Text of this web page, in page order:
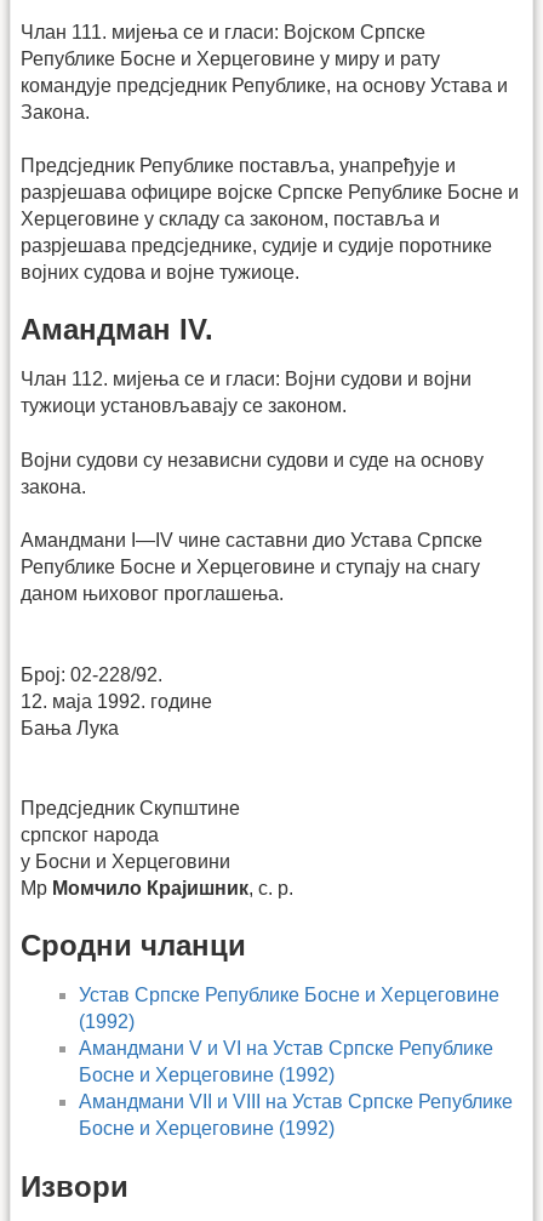
Члан 111. мијења се и гласи: Војском Српске
Републике Босне и Херцеговине у миру и рату
командује предсједник Републике, на основу Устава и
Закона.
Предсједник Републике поставља, унапређује и
разрјешава официре војске Српске Републике Босне и
Херцеговине у складу са законом, поставља и
разрјешава предсједнике, судије и судије поротнике
војних судова и војне тужиоце.
Амандман IV.
Члан 112. мијења се и гласи: Војни судови и војни
тужиоци установљавају се законом.
Војни судови су независни судови и суде на основу
закона.
Амандмани I—IV чине саставни дио Устава Српске
Републике Босне и Херцеговине и ступају на снагу
даном њиховог проглашења.
Број: 02-228/92.
12. маја 1992. године
Бања Лука
Предсједник Скупштине
српског народа
у Босни и Херцеговини
Мр Момчило Крајишник, с. р.
Сродни чланци
Устав Српске Републике Босне и Херцеговине
(1992)
Амандмани V и VI на Устав Српске Републике
Босне и Херцеговине (1992)
Амандмани VII и VIII на Устав Српске Републике
Босне и Херцеговине (1992)
Извори